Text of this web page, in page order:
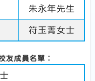
朱永年先生
符玉菁女士
友成員名單︰